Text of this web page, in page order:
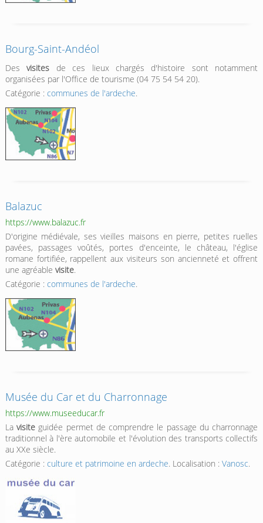
Bourg-Saint-Andéol
Desvisites de ces lieux chargés d'histoire sont notamment
organisées par l'Office de tourisme (04 75 54 54 20).
Catégorie : communes de l'ardeche.
Balazuc
https://www.balazuc.fr
D'origine médiévale, ses vieilles maisons en pierre, petites ruelles
pavées, passages voûtés, portes d'enceinte, le château, l'église
romane fortifiée, rappellent aux visiteurs son ancienneté et offrent
une agréable visite.
Catégorie : communes de l'ardeche.
Musée du Car et du Charronnage
https://www.museeducar.fr
Lavisite guidée permet de comprendre le passage du charronnage
traditionnel à l'ère automobile et l'évolution des transports collectifs
au XXe siècle.
Catégorie : culture et patrimoine en ardeche. Localisation : Vanosc.